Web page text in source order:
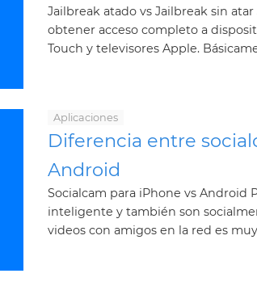
Jailbreak atado vs Jailbreak sin
obtener acceso completo a
Touch y televisores Apple.
Aplicaciones
Diferencia entre
Android
Socialcam para iPhone vs Android
inteligente y también son
videos con amigos en la red es